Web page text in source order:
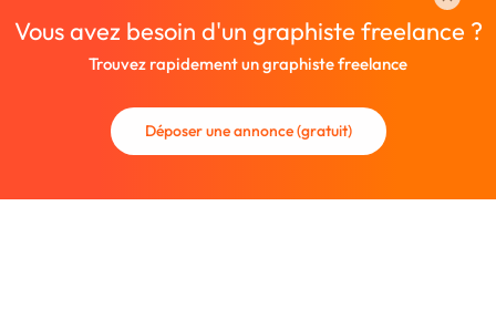
Vous avez besoin d'un graphiste freelance ?
Trouvez rapidement un graphiste freelance
Déposer une annonce (gratuit)